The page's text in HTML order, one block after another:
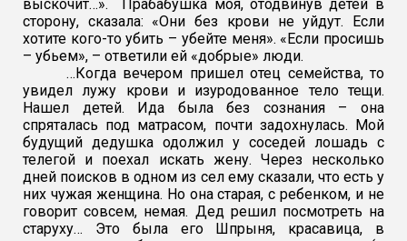
выскочит…». Прабабушка моя, отодвинув детей в
сторону, сказала: «Они без крови не уйдут. Если
хотите кого-то убить – убейте меня». «Если просишь
– убьем», – ответили ей «добрые» люди.
…Когда вечером пришел отец семейства, то
увидел лужу крови и изуродованное тело тещи.
Нашел детей. Ида была без сознания – она
спряталась под матрасом, почти задохнулась. Мой
будущий дедушка одолжил у соседей лошадь с
телегой и поехал искать жену. Через несколько
дней поисков в одном из сел ему сказали, что есть у
них чужая женщина. Но она старая, с ребенком, и не
говорит совсем, немая. Дед решил посмотреть на
старуху… Это была его Шпрыня, красавица, в